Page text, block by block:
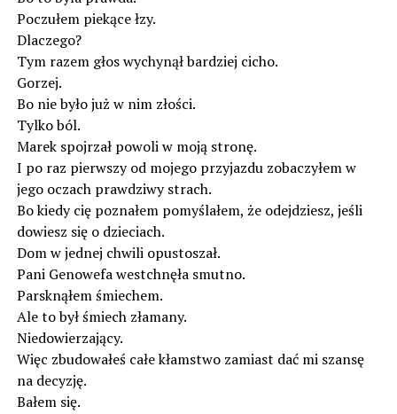
Poczułem piekące łzy.
Dlaczego?
Tym razem głos wychynął bardziej cicho.
Gorzej.
Bo nie było już w nim złości.
Tylko ból.
Marek spojrzał powoli w moją stronę.
I po raz pierwszy od mojego przyjazdu zobaczyłem w
jego oczach prawdziwy strach.
Bo kiedy cię poznałem pomyślałem, że odejdziesz, jeśli
dowiesz się o dzieciach.
Dom w jednej chwili opustoszał.
Pani Genowefa westchnęła smutno.
Parsknąłem śmiechem.
Ale to był śmiech złamany.
Niedowierzający.
Więc zbudowałeś całe kłamstwo zamiast dać mi szansę
na decyzję.
Bałem się.